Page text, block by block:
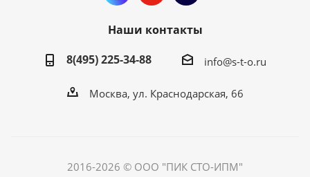
Наши контакты
8(495) 225-34-88
info@s-t-o.ru
Москва, ул. Краснодарская, 66
2016-2026 © ООО "ПИК СТО-ИПМ"